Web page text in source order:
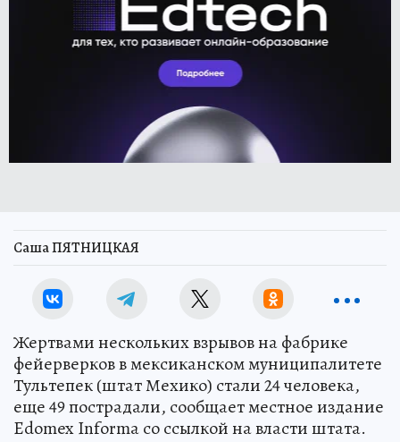
Саша ПЯТНИЦКАЯ
Жертвами нескольких взрывов на фабрике
фейерверков в мексиканском муниципалитете
Тультепек (штат Мехико) стали 24 человека,
еще 49 пострадали, сообщает местное издание
Edomex Informa со ссылкой на власти штата.